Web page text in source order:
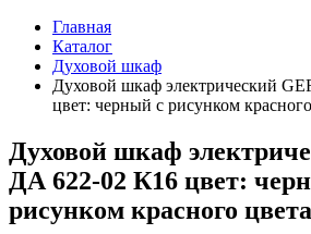
Главная
Каталог
Духовой шкаф
Духовой шкаф электрический
цвет: черный с рисунком
Духовой шкаф
ДА 622-02 К16 цвет:
рисунком красного цвета